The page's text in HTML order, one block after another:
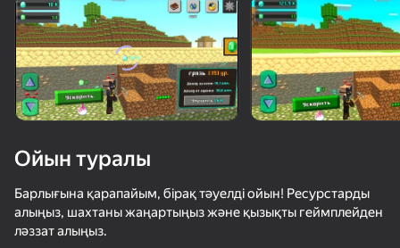
Құрылғыны бұрыңыз
Ойын тек көлденең
бағдарда ғана істейді
Ойын туралы
Барлығына қарапайым, бірақ тәуелді ойын! Ресурстарды
алыңыз, шахтаны жаңартыңыз және қызықты геймплейден
ләззат алыңыз.